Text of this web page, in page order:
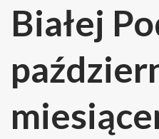
Białej